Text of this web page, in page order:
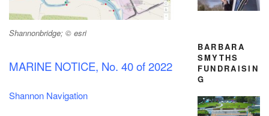
Shannonbridge; © esri
MARINE NOTICE, No. 40 of 2022
Shannon Navigation
BARBARA
SMYTHS
FUNDRAISIN
G